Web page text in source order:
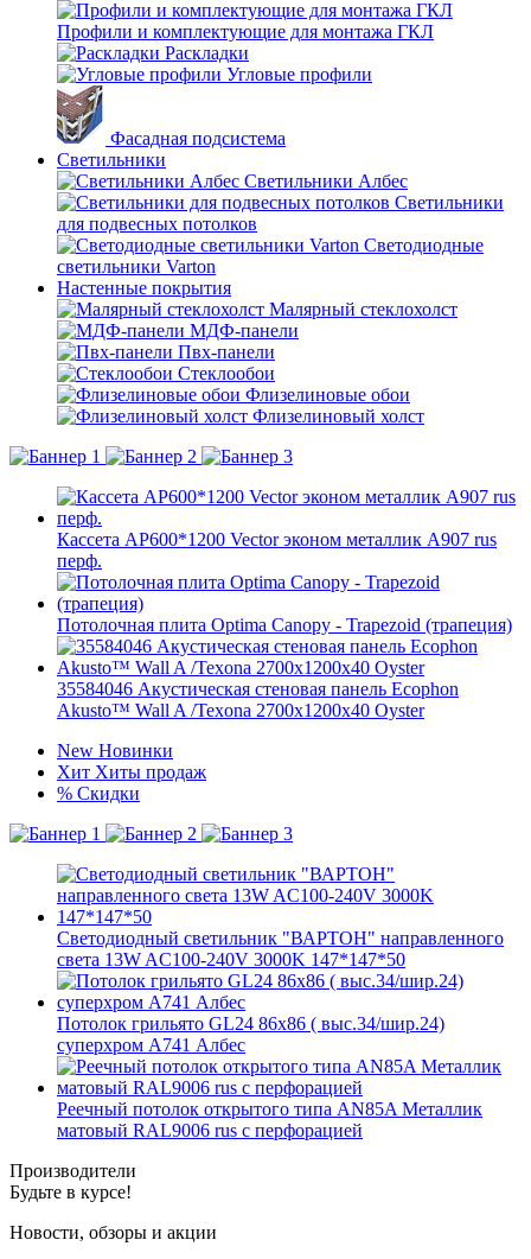
Профили и комплектующие для монтажа ГКЛ
Раскладки
Угловые профили
Фасадная подсистема
Светильники
Светильники Албес
Светильники
для подвесных потолков
Светодиодные
светильники Varton
Настенные покрытия
Малярный стеклохолст
МДФ-панели
Пвх-панели
Стеклообои
Флизелиновые обои
Флизелиновый холст
Кассета AP600*1200 Vector эконом металлик А907 rus
перф.
Потолочная плита Optima Canopy - Trapezoid (трапеция)
35584046 Акустическая стеновая панель Ecophon
Akusto™ Wall A /Texona 2700x1200x40 Oyster
New Новинки
Хит Хиты продаж
% Скидки
Светодиодный светильник "ВАРТОН" направленного
света 13W AC100-240V 3000K 147*147*50
Потолок грильято GL24 86х86 ( выс.34/шир.24)
суперхром А741 Албес
Реечный потолок открытого типа AN85A Металлик
матовый RAL9006 rus с перфорацией
Производители
Будьте в курсе!
Новости, обзоры и акции